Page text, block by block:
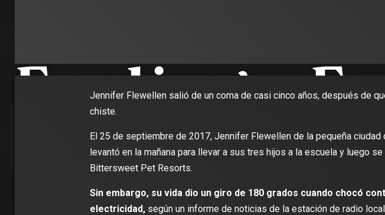
Jennifer Flewellen salió de un coma de casi cinco años, después de
chiste.
El 25 de septiembre de 2017, Jennifer Flewellen de la pequeña ciudad
levantó en la mañana para llevar a sus tres hijos a la escuela y luego
Bittersweet Pet Resorts.
Sin embargo, su vida dio un giro de 180 grados cuando chocó
electricidad,según un informe de noticias de la estación de radio